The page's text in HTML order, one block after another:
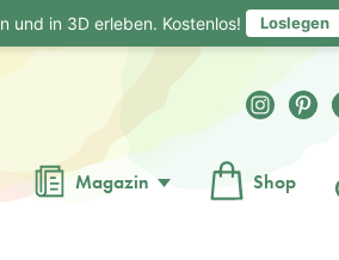
Magazin Shop
und in 3D erleben. Kostenlos! Loslegen